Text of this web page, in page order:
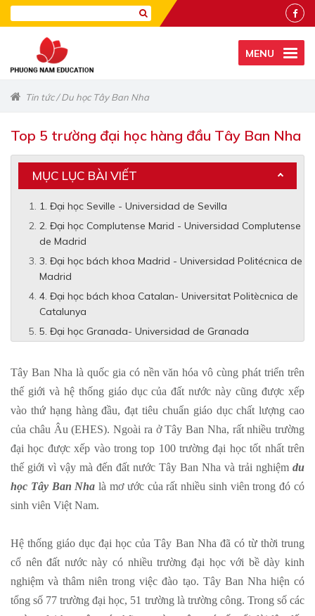
MENU
Tin tức/Du học Tây Ban Nha
Top 5 trường đại học hàng đầu Tây Ban Nha
MỤC LỤC BÀI VIẾT
1. Đại học Seville - Universidad de Sevilla
2. Đại học Complutense Marid - Universidad Complutense
de Madrid
3. Đại học bách khoa Madrid - Universidad Politécnica de
Madrid
4. Đại học bách khoa Catalan- Universitat Politècnica de
Catalunya
5. Đại học Granada- Universidad de Granada
Tây Ban Nha là quốc gia có nền văn hóa vô cùng phát triển trên
thế giới và hệ thống giáo dục của đất nước này cũng được xếp
vào thứ hạng hàng đầu, đạt tiêu chuẩn giáo dục chất lượng cao
của châu Âu (EHES). Ngoài ra ở Tây Ban Nha, rất nhiều trường
đại học được xếp vào trong top 100 trường đại học tốt nhất trên
thế giới vì vậy mà đến đất nước Tây Ban Nha và trải nghiệm du
học Tây Ban Nha là mơ ước của rất nhiều sinh viên trong đó có
sinh viên Việt Nam.
Hệ thống giáo dục đại học của Tây Ban Nha đã có từ thời trung
cổ nên đất nước này có nhiều trường đại học với bề dày kinh
nghiệm và thâm niên trong việc đào tạo. Tây Ban Nha hiện có
tổng số 77 trường đại học, 51 trường là trường công. Trong số các